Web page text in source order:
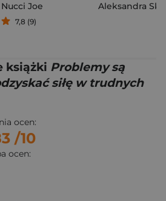
Nucci Joe
7,8 (9)
książki Problemy są
siłę w trudnych
ocen:
/10
ocen: